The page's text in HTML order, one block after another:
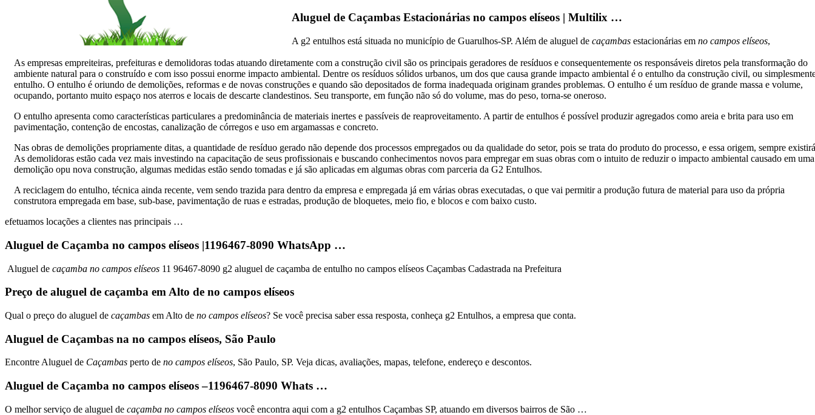
As empresas empreiteiras, prefeituras e demolidoras todas atuando diretamente com a construção civil são os principais geradores de resíduos e consequentemente os responsáveis diretos pela transformação do
ambiente natural para o construído e com isso possui enorme impacto ambiental. Dentre os resíduos sólidos urbanos, um dos que causa grande impacto ambiental é o entulho da construção civil, ou
entulho. O entulho é oriundo de demolições, reformas e de novas construções e quando são depositados de forma inadequada originam grandes problemas. O entulho é um resíduo de grande massa e volume,
ocupando, portanto muito espaço nos aterros e locais de descarte clandestinos. Seu transporte, em função não só do volume, mas do peso, torna-se oneroso.
O entulho apresenta como características particulares a predominância de materiais inertes e passíveis de reaproveitamento. A partir de entulhos é possível produzir agregados como areia e brita para uso em
pavimentação, contenção de encostas, canalização de córregos e uso em argamassas e concreto.
Nas obras de demolições propriamente ditas, a quantidade de resíduo gerado não depende dos processos empregados ou da qualidade do setor, pois se trata do produto do processo, e essa origem, sempre
As demolidoras estão cada vez mais investindo na capacitação de seus profissionais e buscando conhecimentos novos para empregar em suas obras com o intuito de reduzir o impacto ambiental causado em uma
demolição opu nova construção, algumas medidas estão sendo tomadas e já são aplicadas em algumas obras com parceria da G2 Entulhos.
A reciclagem do entulho, técnica ainda recente, vem sendo trazida para dentro da empresa e empregada já em várias obras executadas, o que vai permitir a produção futura de material para uso da própria
construtora empregada em base, sub-base, pavimentação de ruas e estradas, produção de bloquetes, meio fio, e blocos e com baixo custo.
Aluguel de Caçambas Estacionárias no campos elíseos | Multilix …
A g2 entulhos está situada no município de Guarulhos-SP. Além de aluguel de caçambasestacionárias em no campos elíseos,
efetuamos locações a clientes nas principais …
Aluguel de Caçamba no campos elíseos |1196467-8090 WhatsApp …
Aluguel de caçamba no campos elíseos 11 96467-8090 g2 aluguel de caçamba de entulho no campos elíseos Caçambas Cadastrada na Prefeitura
Preço de aluguel de caçamba em Alto de no campos elíseos
Qual o preço do aluguel de caçambas em Alto de no campos elíseos? Se você precisa saber essa resposta, conheça g2 Entulhos, a empresa que conta.
Aluguel de Caçambas na no campos elíseos, São Paulo
Encontre Aluguel de Caçambas perto de no campos elíseos, São Paulo, SP. Veja dicas, avaliações, mapas, telefone, endereço e descontos.
Aluguel de Caçamba no campos elíseos –1196467-8090 Whats …
O melhor serviço de aluguel de caçamba no campos elíseos você encontra aqui com a g2 entulhos Caçambas SP, atuando em diversos bairros de São …